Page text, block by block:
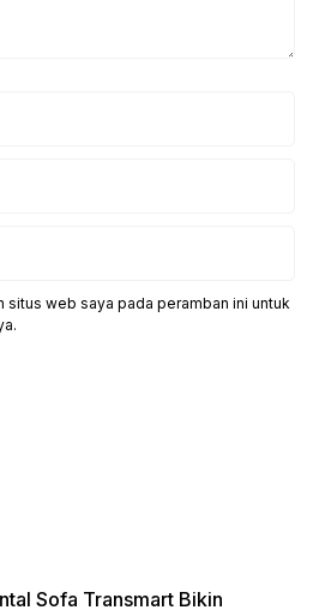
situs web saya pada peramban ini untuk
Sofa Transmart Bikin